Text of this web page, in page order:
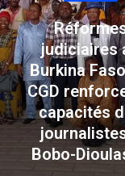
judiciaires
Burkina
CGD
capacités
Bobo-